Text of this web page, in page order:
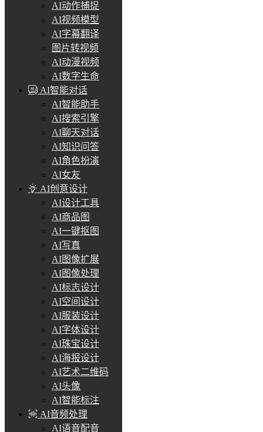
AI动作捕捉
AI视频模型
AI字幕翻译
图片转视频
AI动漫视频
AI数字生命
AI智能对话
AI智能助手
AI搜索引擎
AI聊天对话
AI知识问答
AI角色扮演
AI女友
AI创意设计
AI设计工具
AI商品图
AI一键抠图
AI写真
AI图像扩展
AI图像处理
AI标志设计
AI空间设计
AI服装设计
AI字体设计
AI珠宝设计
AI海报设计
AI艺术二维码
AI头像
AI智能标注
AI音频处理
AI语音配音